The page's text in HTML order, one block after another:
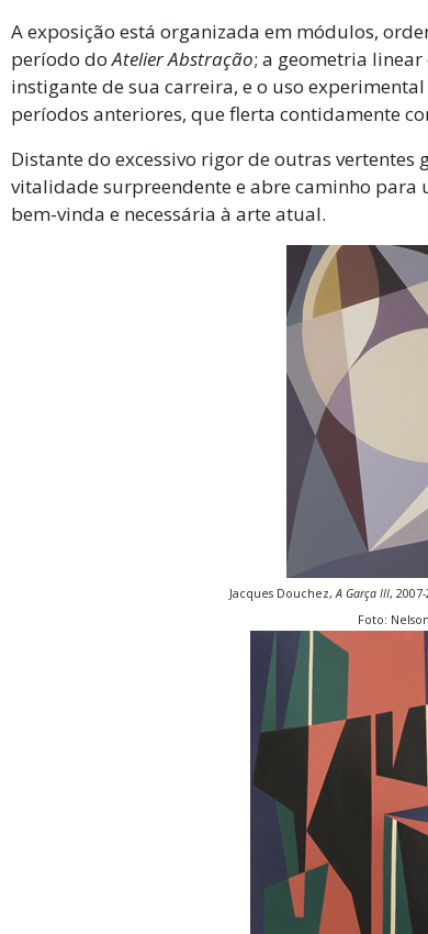
A exposição está organizada em módulos,
período doAtelier Abstração; a geometria
instigante de sua carreira, e o uso
períodos anteriores, que flerta contidamente
Distante do excessivo rigor de outras vertentes
vitalidade surpreendente e abre caminho
bem-vinda e necessária à arte atual.
Jacques Douchez,A Garça III,
Foto: